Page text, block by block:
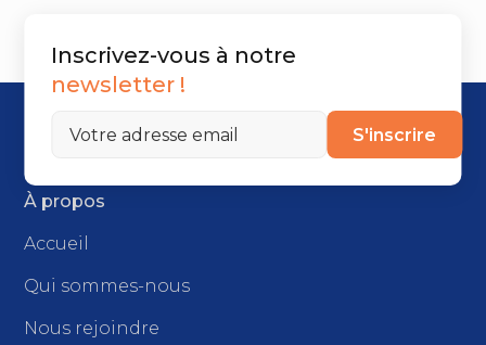
À propos
Accueil
Qui sommes-nous
Nous rejoindre
Inscrivez-vous à notre
newsletter !
S'inscrire